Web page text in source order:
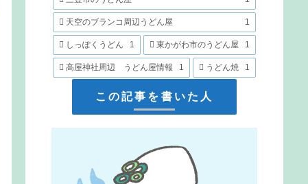
天空のブランコ周辺うどん屋 1
しっぽくうどん 1 東かがわ市のうどん屋 1
高屋神社周辺 うどん屋情報 1 うどん焼 1
この記事を書いた人